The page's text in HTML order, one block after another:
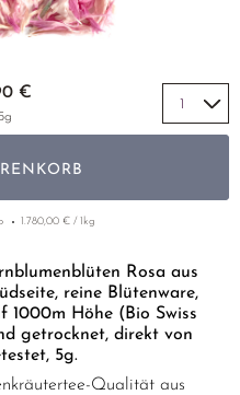
Rosa aus
reine Blütenware,
1000m Höhe (Bio Swiss
getrocknet, direkt von
5g.
Qualität aus
€
5g
1.780,00 € / 1kg